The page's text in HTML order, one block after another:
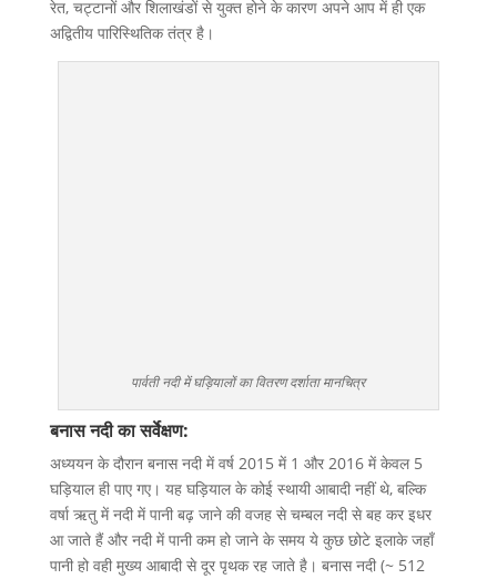
रेत, चट्टानों और शिलाखंडों से युक्त होने के कारण अपने आप में ही एक
अद्वितीय पारिस्थितिक तंत्र है।
पार्वती नदी में घड़ियालों का वितरण दर्शाता मानचित्र
बनास नदी का सर्वेक्षण:
अध्ययन के दौरान बनास नदी में वर्ष 2015 में 1 और 2016 में केवल 5
घड़ियाल ही पाए गए। यह घड़ियाल के कोई स्थायी आबादी नहीं थे, बल्कि
वर्षा ऋतु में नदी में पानी बढ़ जाने की वजह से चम्बल नदी से बह कर इधर
आ जाते हैं और नदी में पानी कम हो जाने के समय ये कुछ छोटे इलाके जहाँ
पानी हो वही मुख्य आबादी से दूर पृथक रह जाते है। बनास नदी (~ 512